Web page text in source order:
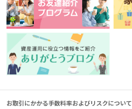
お取引にかかる手数料率およびリスクについて